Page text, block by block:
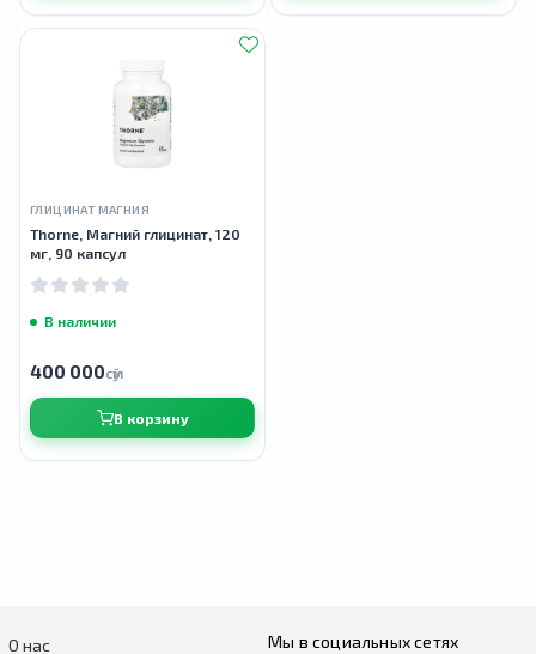
ГЛИЦИНАТ МАГНИЯ
Thorne, Магний глицинат, 120
мг, 90 капсул
В наличии
400 000сӯм
В корзину
О нас Мы в социальных сетях